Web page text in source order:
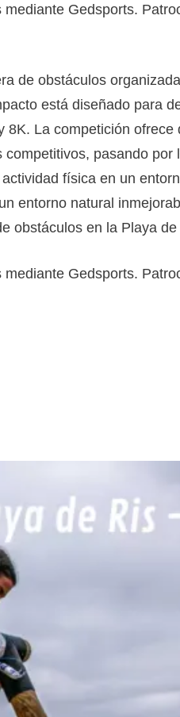
Gedsports.
de obstáculos
está diseñado para
8K. La competición ofrece
pasando por
física en un
entorno natural
obstáculos en la Playa de
Gedsports.